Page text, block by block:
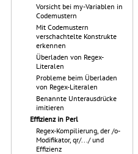
Vorsicht bei my-Variablen in
Codemustern
Mit Codemustern
verschachtelte Konstrukte
erkennen
Überladen von Regex-
Literalen
Probleme beim Überladen
von Regex-Literalen
Benannte Unterausdrücke
imitieren
Effizienz in Perl
Regex-Kompilierung, der /o-
Modifikator, qr/.../ und
Effizienz